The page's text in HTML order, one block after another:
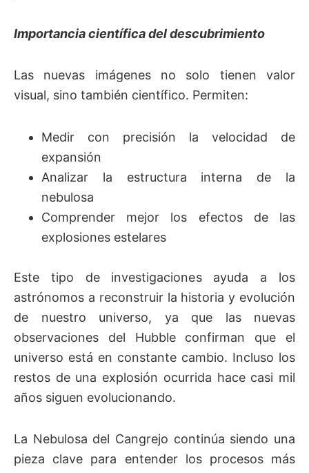
Importancia científica del descubrimiento
Las nuevas imágenes no solo tienen valor
visual, sino también científico. Permiten:
Medir con precisión la velocidad de
expansión
Analizar la estructura interna de la
nebulosa
Comprender mejor los efectos de las
explosiones estelares
Este tipo de investigaciones ayuda a los
astrónomos a reconstruir la historia y evolución
de nuestro universo, ya que las nuevas
observaciones del Hubble confirman que el
universo está en constante cambio. Incluso los
restos de una explosión ocurrida hace casi mil
años siguen evolucionando.
La Nebulosa del Cangrejo continúa siendo una
pieza clave para entender los procesos más